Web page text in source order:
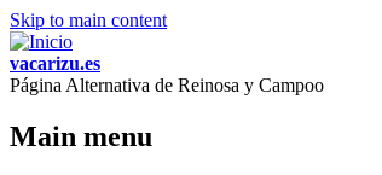
Skip to main content
vacarizu.es
Página Alternativa de Reinosa y Campoo
Main menu